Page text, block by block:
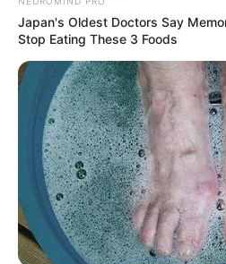
gefluteten ehemaligen Tagebau
handelt.
Schloss und
Auf einer Fläche
Hermann Fürst
Muskau einen
seine einmalige Ausstattung
Liste des UNESCO-
Japan's Oldest Doctors Say
Stop Eating These 3 Foods